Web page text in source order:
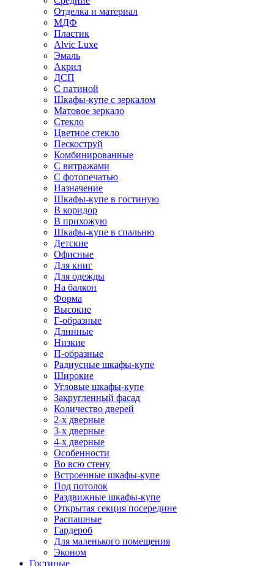
Отделка и материал
МДФ
Пластик
Alvic Luxe
Эмаль
Акрил
ДСП
С патиной
Шкафы-купе с зеркалом
Матовое зеркало
Стекло
Цветное стекло
Пескоструй
Комбинированные
С витражами
С фотопечатью
Назначение
Шкафы-купе в гостиную
В коридор
В прихожую
Шкафы-купе в спальню
Детские
Офисные
Для книг
Для одежды
На балкон
Форма
Высокие
Г-образные
Длинные
Низкие
П-образные
Радиусные шкафы-купе
Широкие
Угловые шкафы-купе
Закругленный фасад
Количество дверей
2-х дверные
3-х дверные
4-х дверные
Особенности
Во всю стену
Встроенные шкафы-купе
Под потолок
Раздвижные шкафы-купе
Открытая секция посередине
Распашные
Гардероб
Для маленького помещения
Эконом
Гостиные